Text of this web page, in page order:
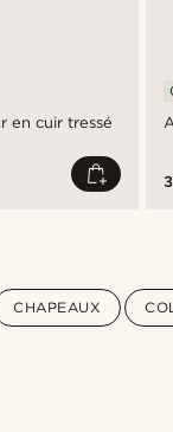
en cuir tressé
CHAPEAUX